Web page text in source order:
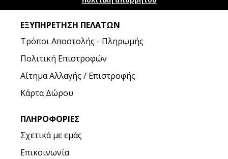
ΕΞΥΠΗΡΈΤΗΣΗ ΠΕΛΑΤΏΝ
Τρόποι Αποστολής - Πληρωμής
Πολιτική Επιστροφών
Αίτημα Αλλαγής / Επιστροφής
Κάρτα Δώρου
ΠΛΗΡΟΦΟΡΊΕΣ
Σχετικά με εμάς
Επικοινωνία